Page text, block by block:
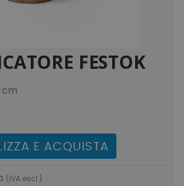
FESTOK
cm
E ACQUISTA
(IVA escl.)